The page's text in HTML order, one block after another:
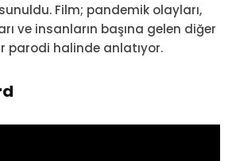
Film; pandemik olayları,
ve insanların başına gelen diğer
parodi halinde anlatıyor.